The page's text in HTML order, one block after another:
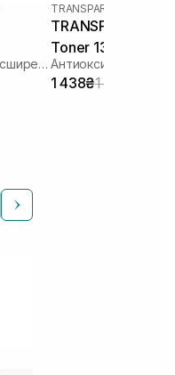
Пэды против темных пятен и расширенных пор
TRANSPARENT-LAB
TRANSPARENT-
Toner 130 мл
1 438₴1 917₴